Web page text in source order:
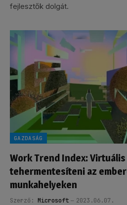
fejlesztők dolgát.
GAZDASÁG
Work Trend Index:
tehermentesíteni az
munkahelyeken
Szerző: Microsoft 2023.06.07.